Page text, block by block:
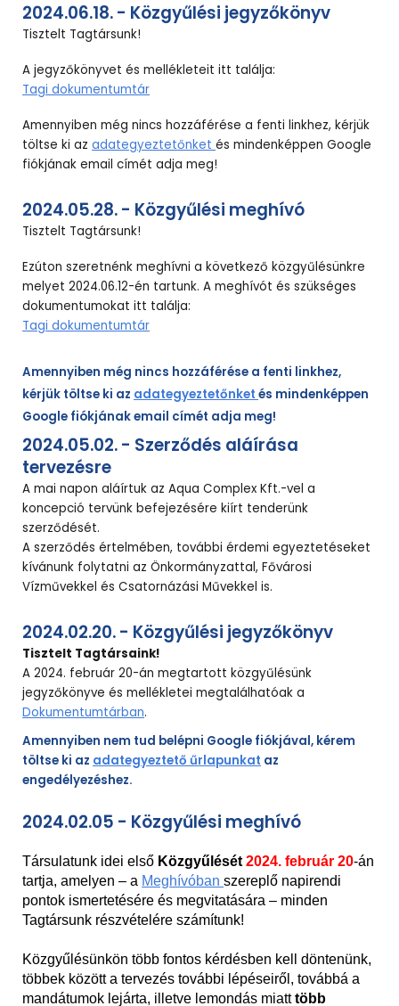
2024.06.18. - Közgyűlési jegyzőkönyv
Tisztelt Tagtársunk!
A jegyzőkönyvet és mellékleteit itt találja:
Tagi dokumentumtár
Amennyiben még nincs hozzáférése a fenti linkhez, kérjük
töltse ki azadategyeztetőnketés mindenképpen Google
fiókjának email címét adja meg!
2024.05.28. - Közgyűlési meghívó
Tisztelt Tagtársunk!
Ezúton szeretnénk meghívni a következő közgyűlésünkre
melyet 2024.06.12-én tartunk. A meghívót és szükséges
dokumentumokat itt találja:
Tagi dokumentumtár
Amennyiben még nincs hozzáférése a fenti linkhez,
kérjük töltse ki az adategyeztetőnketés mindenképpen
Google fiókjának email címét adja meg!
2024.05.02. - Szerződés aláírása
tervezésre
A mai napon aláírtuk az Aqua Complex Kft.-vel a
koncepció tervünk befejezésére kiírt tenderünk
szerződését.
A szerződés értelmében, további érdemi egyeztetéseket
kívánunk folytatni az Önkormányzattal, Fővárosi
Vízművekkel és Csatornázási Művekkel is.
2024.02.20. - Közgyűlési jegyzőkönyv
Tisztelt Tagtársaink!
A 2024. február 20-án megtartott közgyűlésünk
jegyzőkönyve és mellékletei megtalálhatóak a
Dokumentumtárban.
Amennyiben nem tud belépni Google fiókjával, kérem
töltse ki az adategyeztető űrlapunkat az
engedélyezéshez.
2024.02.05 - Közgyűlési meghívó
Társulatunk idei első Közgyűlését2024. február 20-án
tartja, amelyen – a Meghívóbanszereplő napirendi
pontok ismertetésére és megvitatására – minden
Tagtársunk részvételére számítunk!
Közgyűlésünkön több fontos kérdésben kell döntenünk,
többek között a tervezés további lépéseiről, továbbá a
mandátumok lejárta, illetve lemondás miatttöbb